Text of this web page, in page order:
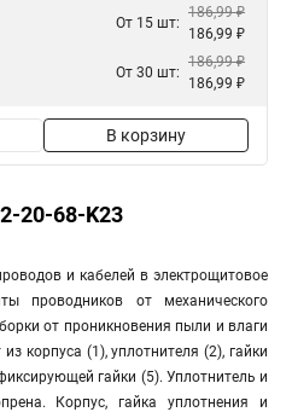
От 15 шт:
186,99 ₽
186,99 ₽
От 30 шт:
186,99 ₽
186,99 ₽
В корзину
20-68-K23
и кабелей в электрощитовое
проводников от механического
от проникновения пыли и влаги
корпуса (1), уплотнителя (2), гайки
гайки (5). Уплотнитель и
Корпус, гайка уплотнения и